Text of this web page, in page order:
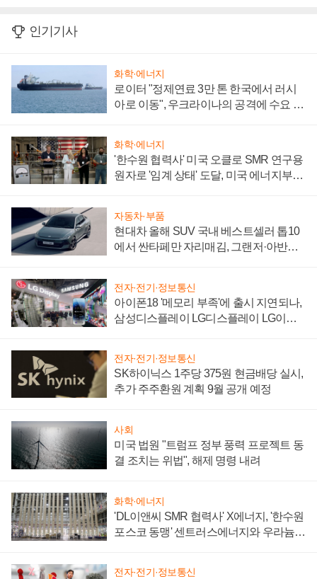
인기기사
화학·에너지
로이터 "정제연료 3만 톤 한국에서 러시
아로 이동", 우크라이나의 공격에 수요 늘
화학·에너지
'한수원 협력사' 미국 오클로 SMR 연구용
원자로 '임계 상태' 도달, 미국 에너지부
자동차·부품
현대차 올해 SUV 국내 베스트셀러 톱10
에서 싼타페만 자리매김, 그랜저·아반떼
전자·전기·정보통신
아이폰18 '메모리 부족'에 출시 지연되나,
삼성디스플레이 LG디스플레이 LG이노
전자·전기·정보통신
SK하이닉스 1주당 375원 현금배당 실시,
추가 주주환원 계획 9월 공개 예정
사회
미국 법원 "트럼프 정부 풍력 프로젝트 동
결 조치는 위법", 해제 명령 내려
화학·에너지
'DL이앤씨 SMR 협력사' X에너지, '한수원
포스코 동맹' 센트러스에너지와 우라늄
전자·전기·정보통신